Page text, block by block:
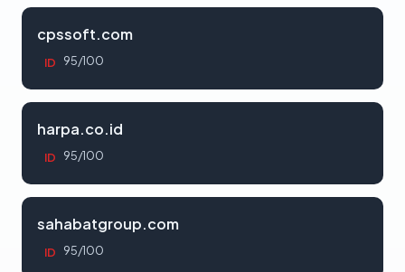
cpssoft.com
ID 95/100
harpa.co.id
ID 95/100
sahabatgroup.com
ID 95/100